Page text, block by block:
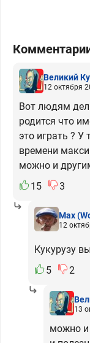
Великий
12 октября
Вот людям
родится что
это играть ? У
времени
можно и
15
3
Max
12
Кукурузу
5
2
13
можно и